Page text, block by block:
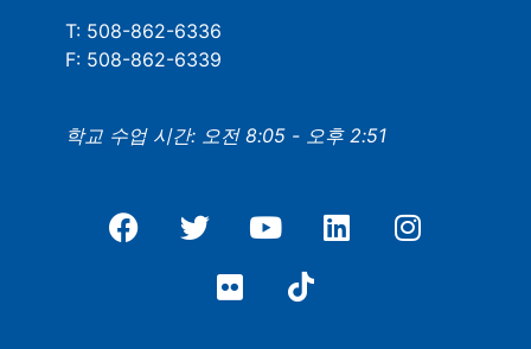
T: 508-862-6336
F: 508-862-6339
학교 수업 시간: 오전 8:05 - 오후 2:51